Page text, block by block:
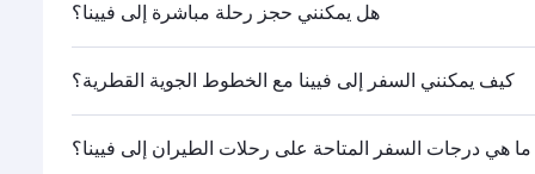
هل يمكنني حجز رحلة مباشرة إلى فيينا؟
كيف يمكنني السفر إلى فيينا مع الخطوط الجوية القطرية؟
ما هي درجات السفر المتاحة على رحلات الطيران إلى فيينا؟